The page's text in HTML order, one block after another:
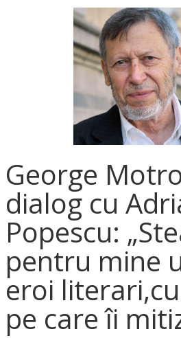
George
dialog cu
Popescu:
pentru mine
eroi
pe care îi